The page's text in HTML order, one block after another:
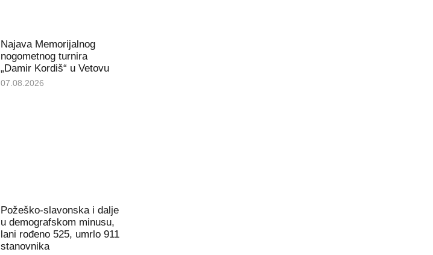
Najava Memorijalnog
nogometnog turnira
„Damir Kordiš“ u Vetovu
07.08.2026
Požeško-slavonska i dalje
u demografskom minusu,
lani rođeno 525, umrlo 911
stanovnika